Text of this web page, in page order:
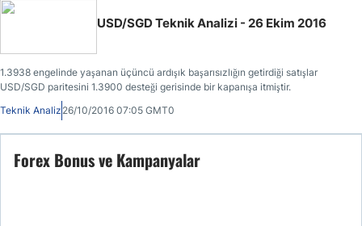
USD/SGD Teknik Analizi - 26 Ekim 2016
1.3938 engelinde yaşanan üçüncü ardışık başarısızlığın getirdiği satışlar
USD/SGD paritesini 1.3900 desteği gerisinde bir kapanışa itmiştir.
Teknik Analiz 26/10/2016 07:05 GMT0
Forex Bonus ve Kampanyalar